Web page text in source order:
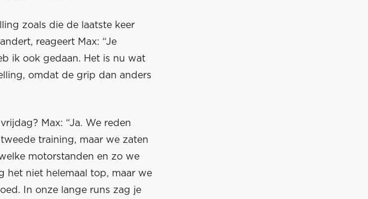
zoals die de laatste keer
reageert Max: “Je
ik ook gedaan. Het is nu wat
omdat de grip dan anders
Max: “Ja. We reden
training, maar we zaten
motorstanden en zo we
het niet helemaal top, maar we
In onze lange runs zag je